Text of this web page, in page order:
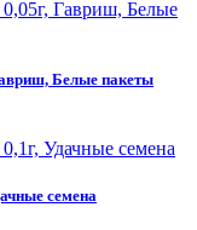
Белые пакеты
семена